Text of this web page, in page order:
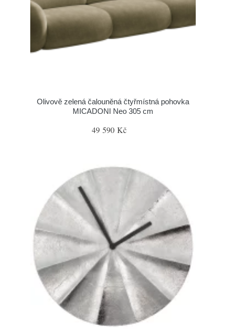
Olivově zelená čalouněná čtyřmístná pohovka
MICADONI Neo 305 cm
49 590 Kč